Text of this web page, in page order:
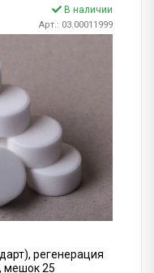
В наличии
Арт.: 03.00011999
регенерация
мешок 25